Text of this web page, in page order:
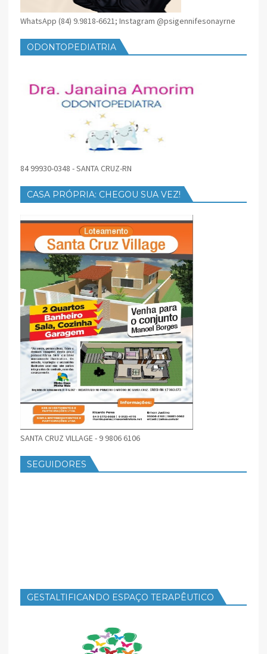
WhatsApp (84) 9.9818-6621; Instagram @psigennifesonayrne
ODONTOPEDIATRIA
84 99930-0348 - SANTA CRUZ-RN
CASA PRÓPRIA: CHEGOU SUA VEZ!
SANTA CRUZ VILLAGE - 9 9806 6106
SEGUIDORES
GESTALTIFICANDO ESPAÇO TERAPÊUTICO